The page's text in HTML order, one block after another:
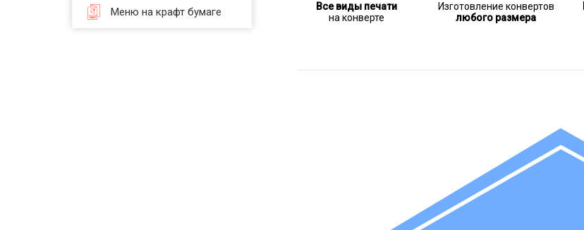
Меню на крафт бумаге
Все виды печати
на конверте
Изготовление конвертов
любого размера